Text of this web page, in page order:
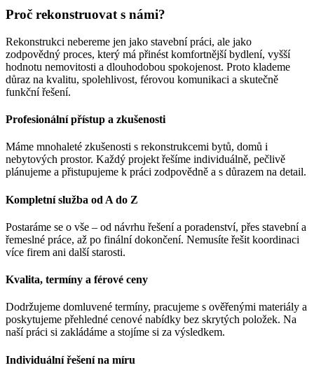
Proč rekonstruovat s námi?
Rekonstrukci nebereme jen jako stavební práci, ale jako
zodpovědný proces, který má přinést komfortnější bydlení, vyšší
hodnotu nemovitosti a dlouhodobou spokojenost. Proto klademe
důraz na kvalitu, spolehlivost, férovou komunikaci a skutečně
funkční řešení.
Profesionální přístup a zkušenosti
Máme mnohaleté zkušenosti s rekonstrukcemi bytů, domů i
nebytových prostor. Každý projekt řešíme individuálně, pečlivě
plánujeme a přistupujeme k práci zodpovědně a s důrazem na detail.
Kompletní služba od A do Z
Postaráme se o vše – od návrhu řešení a poradenství, přes stavební a
řemeslné práce, až po finální dokončení. Nemusíte řešit koordinaci
více firem ani další starosti.
Kvalita, termíny a férové ceny
Dodržujeme domluvené termíny, pracujeme s ověřenými materiály a
poskytujeme přehledné cenové nabídky bez skrytých položek. Na
naší práci si zakládáme a stojíme si za výsledkem.
Individuální řešení na míru